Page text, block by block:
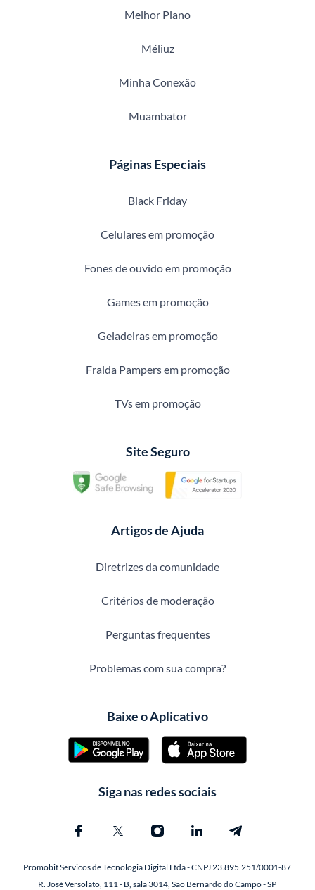
Melhor Plano
Méliuz
Minha Conexão
Muambator
Páginas Especiais
Black Friday
Celulares em promoção
Fones de ouvido em promoção
Games em promoção
Geladeiras em promoção
Fralda Pampers em promoção
TVs em promoção
Site Seguro
Artigos de Ajuda
Diretrizes da comunidade
Critérios de moderação
Perguntas frequentes
Problemas com sua compra?
Baixe o Aplicativo
Siga nas redes sociais
Promobit Servicos de Tecnologia Digital Ltda - CNPJ 23.895.251/0001-87
R. José Versolato, 111 - B, sala 3014, São Bernardo do Campo - SP